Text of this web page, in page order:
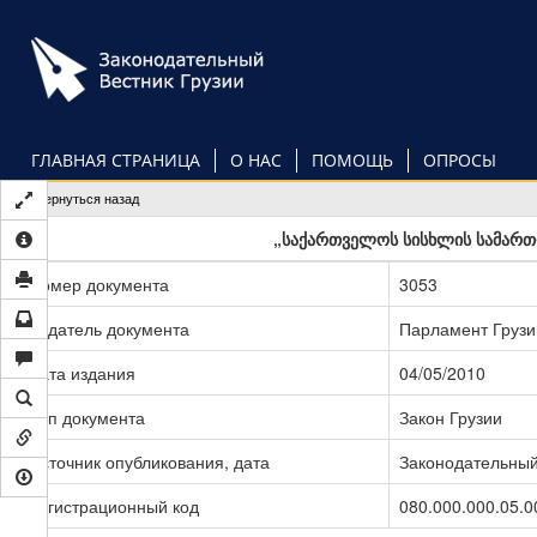
основному
содержанию
ГЛАВНАЯ СТРАНИЦА О НАС ПОМОЩЬ ОПРОСЫ
Вернуться назад
„საქართველოს სისხლის
Номер документа
3053
Издатель документа
Парламент
Дата издания
04/05/2010
Тип документа
Закон Грузии
Источник опубликования, дата
Регистрационный код